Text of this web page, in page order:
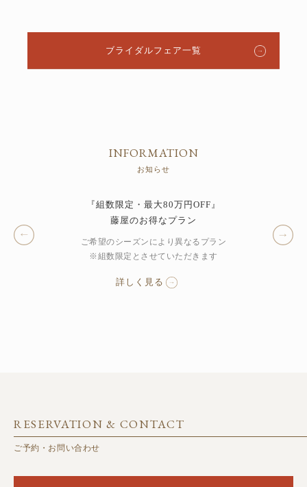
ブライダルフェア一覧
INFORMATION
お知らせ
『お顔合わせ』
ご両家で特別な時間を
ご両家そろっての和やかなお顔合わせを
趣ある個室と心を尽くしたお料理で...
詳しく見る
RESERVATION & CONTACT
ご予約・お問い合わせ